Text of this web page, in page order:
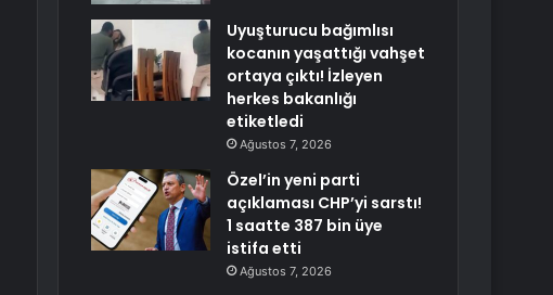
Uyuşturucu bağımlısı
kocanın yaşattığı vahşet
ortaya çıktı! İzleyen
herkes bakanlığı
etiketledi
Ağustos 7, 2026
Özel’in yeni parti
açıklaması CHP’yi sarstı!
1 saatte 387 bin üye
istifa etti
Ağustos 7, 2026